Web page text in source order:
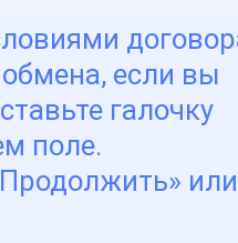
обмена, если вы
галочку
поле.
или